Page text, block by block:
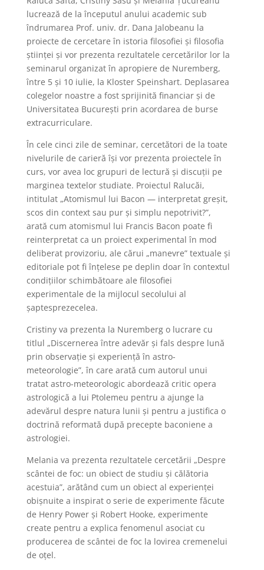
lucrează de la începutul anului academic sub
îndrumarea Prof. univ. dr. Dana Jalobeanu la
proiecte de cercetare în istoria filosofiei și filosofia
științei și vor prezenta rezultatele cercetărilor lor la
seminarul organizat în apropiere de Nuremberg,
între 5 și 10 iulie, la Kloster Speinshart. Deplasarea
colegelor noastre a fost sprijinită financiar și de
Universitatea București prin acordarea de burse
extracurriculare.
În cele cinci zile de seminar, cercetători de la toate
nivelurile de carieră își vor prezenta proiectele în
curs, vor avea loc grupuri de lectură și discuții pe
marginea textelor studiate. Proiectul Ralucăi,
intitulat „Atomismul lui Bacon — interpretat greșit,
scos din context sau pur și simplu nepotrivit?”,
arată cum atomismul lui Francis Bacon poate fi
reinterpretat ca un proiect experimental în mod
deliberat provizoriu, ale cărui „manevre” textuale și
editoriale pot fi înțelese pe deplin doar în contextul
condițiilor schimbătoare ale filosofiei
experimentale de la mijlocul secolului al
șaptesprezecelea.
Cristiny va prezenta la Nuremberg o lucrare cu
titlul „Discernerea între adevăr și fals despre lună
prin observație și experiență în astro-
meteorologie”, în care arată cum autorul unui
tratat astro-meteorologic abordează critic opera
astrologică a lui Ptolemeu pentru a ajunge la
adevărul despre natura lunii și pentru a justifica o
doctrină reformată după precepte baconiene a
astrologiei.
Melania va prezenta rezultatele cercetării „Despre
scântei de foc: un obiect de studiu și călătoria
acestuia”, arătând cum un obiect al experienței
obișnuite a inspirat o serie de experimente făcute
de Henry Power și Robert Hooke, experimente
create pentru a explica fenomenul asociat cu
producerea de scântei de foc la lovirea cremenelui
de oțel.